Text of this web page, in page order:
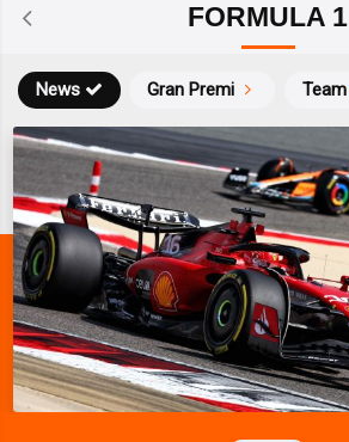
FORMULA 1
News Gran Premi Team